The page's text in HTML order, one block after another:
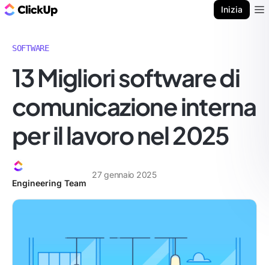
Inizia
SOFTWARE
13 Migliori software di
comunicazione interna
per il lavoro nel 2025
Engineering Team
27 gennaio 2025